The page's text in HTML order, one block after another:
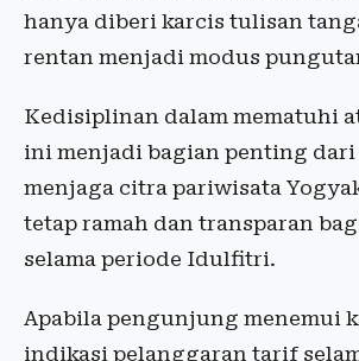
hanya diberi karcis tulisan
rentan menjadi modus
Kedisiplinan dalam mematuhi
ini menjadi bagian penting dari
menjaga citra pariwisata
tetap ramah dan transparan
selama periode Idulfitri.
Apabila pengunjung menemui
indikasi pelanggaran tarif